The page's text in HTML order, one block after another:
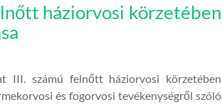
háziorvosi körzetében
III. számú felnőtt háziorvosi körzetében
és fogorvosi tevékenységről szóló